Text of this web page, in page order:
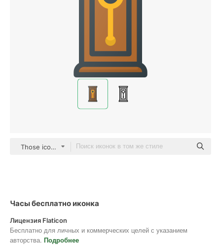
Those icons Lineal Color
Часы бесплатно иконка
Лицензия Flaticon
Бесплатно для личных и коммерческих целей с указанием
авторства. Подробнее